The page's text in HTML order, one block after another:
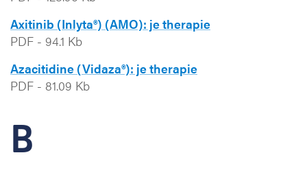
Axitinib (Inlyta®) (AMO): je therapie
PDF - 94.1 Kb
Azacitidine (Vidaza®): je therapie
PDF - 81.09 Kb
B